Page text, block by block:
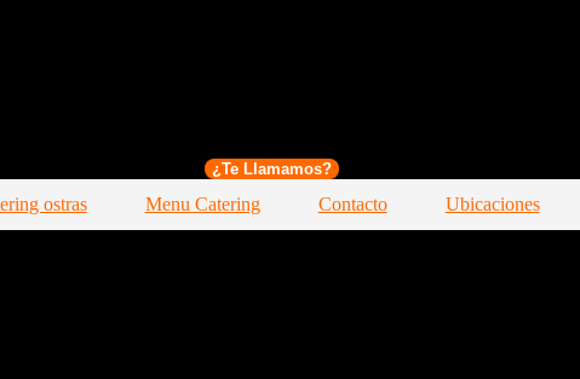
¿Te Llamamos?
ostras Menu Catering Contacto Ubicaciones